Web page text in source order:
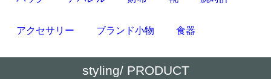
アクセサリー ブランド小物 食器
styling/ PRODUCT